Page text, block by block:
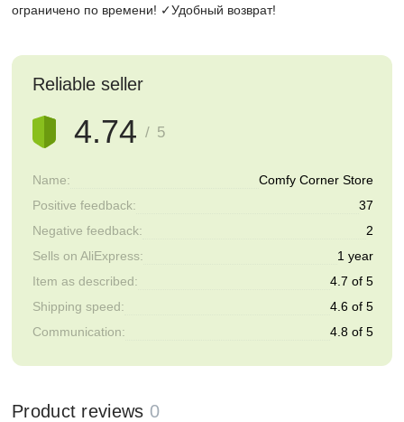
ограничено по времени! ✓Удобный возврат!
Reliable seller
4.74 / 5
Name:
Comfy Corner Store
Positive feedback:
37
Negative feedback:
2
Sells on AliExpress:
1 year
Item as described:
4.7 of 5
Shipping speed:
4.6 of 5
Communication:
4.8 of 5
Product reviews 0